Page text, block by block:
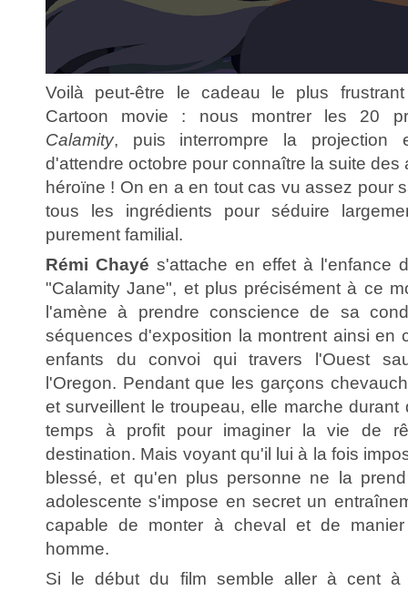
Voilà peut-être le cadeau le plus
Cartoon movie : nous montrer les 20
Calamity, puis interrompre la projection
d'attendre octobre pour connaître la suite des
héroïne ! On en a en tout cas vu assez pour
tous les ingrédients pour séduire
purement familial.
Rémi Chayé s'attache en effet à l'enfance
"Calamity Jane", et plus précisément à ce
l'amène à prendre conscience de sa
séquences d'exposition la montrent ainsi en
enfants du convoi qui travers l'Ouest
l'Oregon. Pendant que les garçons
et surveillent le troupeau, elle marche
temps à profit pour imaginer la vie de
destination. Mais voyant qu'il lui à la fois
blessé, et qu'en plus personne ne la
adolescente s'impose en secret un
capable de monter à cheval et de
homme.
Si le début du film semble aller à cent à